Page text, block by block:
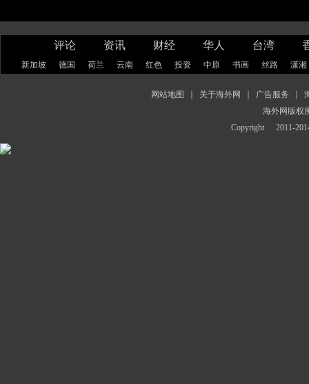
评论 资讯 财经 华人 台湾
新加坡 德国 荷兰 云南 红色 投资 中原 书画 丝路 潇湘
网站地图 关于海外网 广告服务
海外网版权
Copyright
2011-